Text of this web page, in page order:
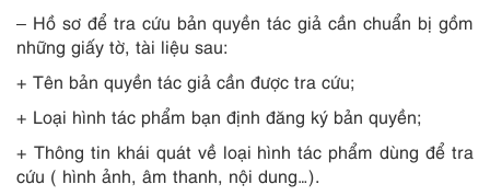
– Hồ sơ để tra cứu bản quyền tác giả cần chuẩn bị gồm
những giấy tờ, tài liệu sau:
+ Tên bản quyền tác giả cần được tra cứu;
+ Loại hình tác phẩm bạn định đăng ký bản quyền;
+ Thông tin khái quát về loại hình tác phẩm dùng để tra
cứu ( hình ảnh, âm thanh, nội dung…).